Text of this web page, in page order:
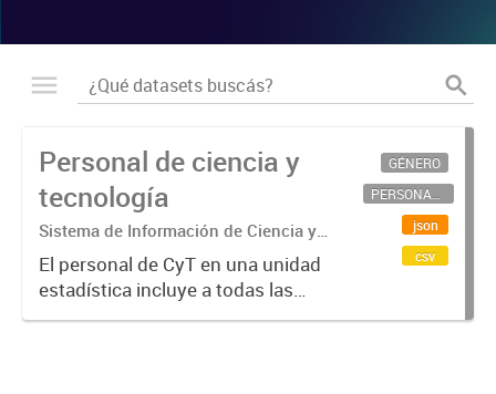
Personal de ciencia y
tecnología
Sistema de Información de Ciencia y
Tecnología Argentino (SICYTAR)
El personal de CyT en una unidad
estadística incluye a todas las
personas involucradas
GÉNERO
PERSONAL CIENTÍFICO-TECNOLÓGICO
json
csv